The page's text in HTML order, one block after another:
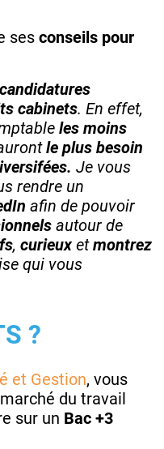
ses conseils pour
candidatures
cabinets. En effet,
les moins
le plus besoin
Je vous
rendre un
afin de pouvoir
autour de
, curieuxetmontrez
qui vous
?
et Gestion, vous
du travail
sur un Bac +3